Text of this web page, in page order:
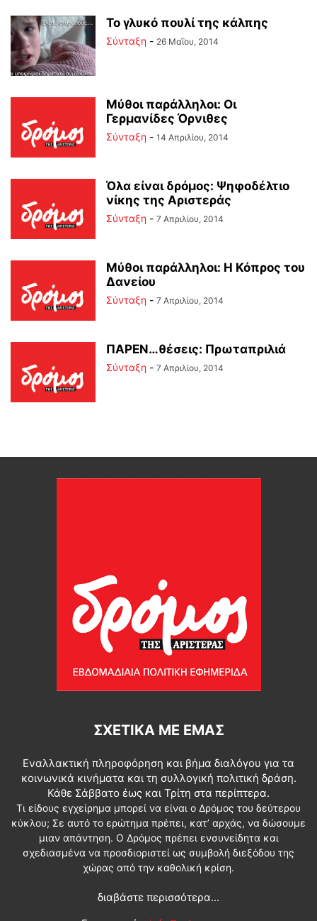
Το γλυκό πουλί της κάλπης
Σύνταξη - 26 Μαΐου, 2014
Μύθοι παράλληλοι: Οι
Γερμανίδες Όρνιθες
Σύνταξη - 14 Απριλίου, 2014
Όλα είναι δρόμος: Ψηφοδέλτιο
νίκης της Αριστεράς
Σύνταξη - 7 Απριλίου, 2014
Μύθοι παράλληλοι: Η Κόπρος του
Δανείου
Σύνταξη - 7 Απριλίου, 2014
ΠΑΡΕΝ…θέσεις: Πρωταπριλιά
Σύνταξη - 7 Απριλίου, 2014
ΣΧΕΤΙΚΆ ΜΕ ΕΜΆΣ
Εναλλακτική πληροφόρηση και βήμα διαλόγου για τα
κοινωνικά κινήματα και τη συλλογική πολιτική δράση.
Κάθε Σάββατο έως και Τρίτη στα περίπτερα.
Τι είδους εγχείρημα μπορεί να είναι ο Δρόμος του δεύτερου
κύκλου; Σε αυτό το ερώτημα πρέπει, κατ’ αρχάς, να δώσουμε
μιαν απάντηση. Ο Δρόμος πρέπει ενσυνείδητα και
σχεδιασμένα να προσδιοριστεί ως συμβολή διεξόδου της
χώρας από την καθολική κρίση.
διαβάστε περισσότερα...